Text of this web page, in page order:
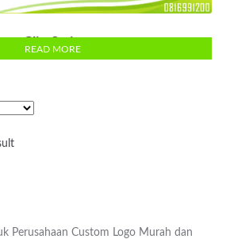
READ MORE
Perusahaan Custom Logo Murah dan